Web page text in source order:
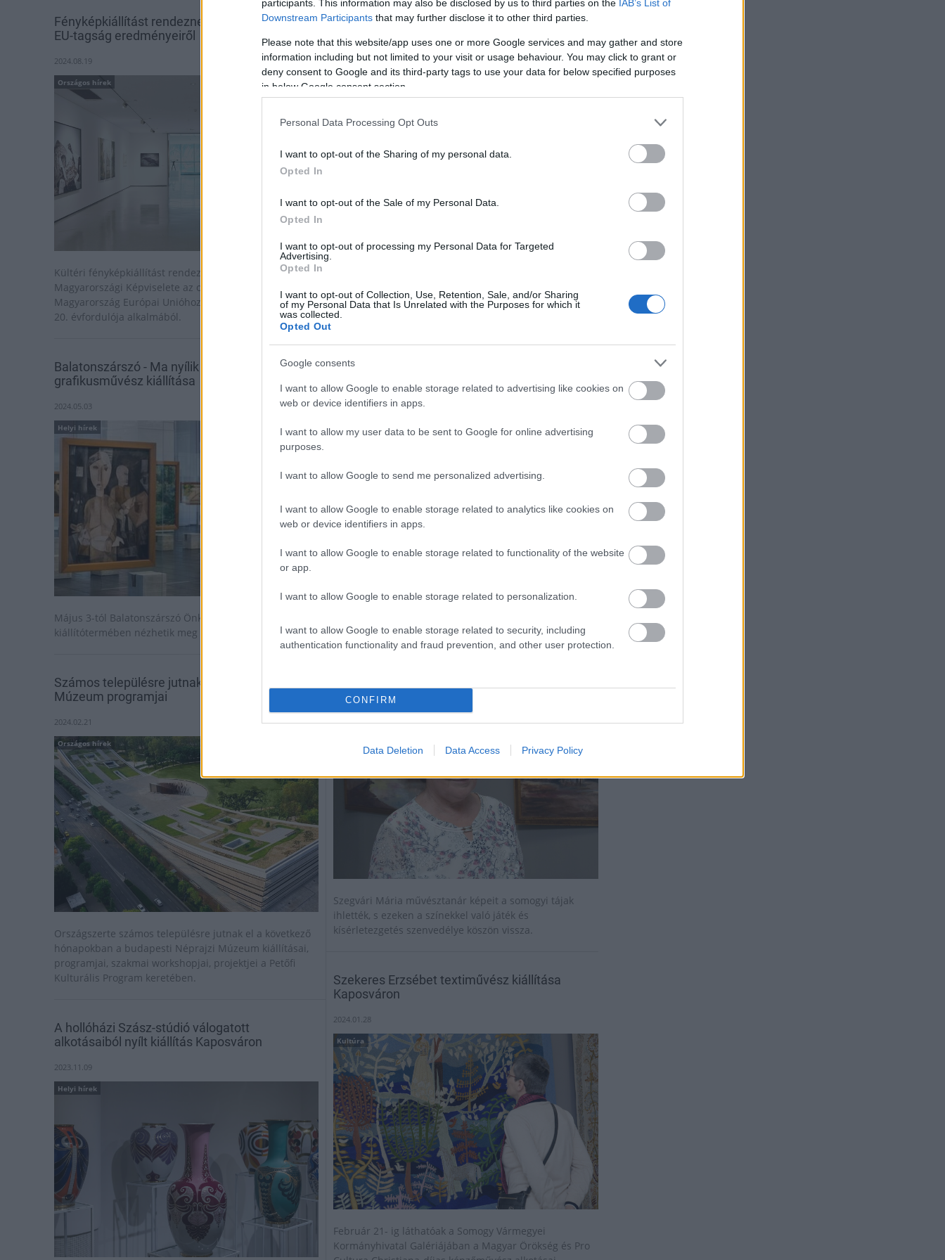
participants. This information may also be disclosed by us to third parties on the IAB’s List of
Downstream Participants that may further disclose it to other third parties.
Please note that this website/app uses one or more Google services and may gather and store
information including but not limited to your visit or usage behaviour. You may click to grant or
deny consent to Google and its third-party tags to use your data for below specified purposes
in below Google consent section.
Personal Data Processing Opt Outs
I want to opt-out of the Sharing of my personal data.
Opted In
I want to opt-out of the Sale of my Personal Data.
Opted In
I want to opt-out of processing my Personal Data for Targeted
Advertising.
Opted In
I want to opt-out of Collection, Use, Retention, Sale, and/or Sharing
of my Personal Data that Is Unrelated with the Purposes for which it
was collected.
Opted Out
Google consents
I want to allow Google to enable storage related to advertising like cookies on
web or device identifiers in apps.
I want to allow my user data to be sent to Google for online advertising
purposes.
I want to allow Google to send me personalized advertising.
I want to allow Google to enable storage related to analytics like cookies on
web or device identifiers in apps.
I want to allow Google to enable storage related to functionality of the website
or app.
I want to allow Google to enable storage related to personalization.
I want to allow Google to enable storage related to security, including
authentication functionality and fraud prevention, and other user protection.
CONFIRM
Data Deletion Data Access Privacy Policy
Fényképkiállítást rendeznek országszerte az
EU-tagság eredményeiről
2024.08.19
Országos hírek
Kültéri fényképkiállítást rendez az Európai Bizottság
Magyarországi Képviselete az ország 22 pontján
Magyarország Európai Unióhoz való csatlakozásának
20. évfordulója alkalmából.
Balatonszárszó - Ma nyílik Szőke György
grafikusművész kiállítása
2024.05.03
Helyi hírek
Május 3-tól Balatonszárszó Önkormányzatának
kiállítótermében nézhetik meg a tárlatot.
Számos településre jutnak el a Néprajzi
Múzeum programjai
2024.02.21
Országos hírek
Országszerte számos településre jutnak el a következő
hónapokban a budapesti Néprajzi Múzeum kiállításai,
programjai, szakmai workshopjai, projektjei a Petőfi
Kulturális Program keretében.
A hollóházi Szász-stúdió válogatott
alkotásaiból nyílt kiállítás Kaposváron
2023.11.09
Helyi hírek
a Kormányhivatal Galériában.
2024.06.12
Országos hírek
Országszerte 450 intézmény mintegy 2500 programmal
várja az érdeklődőket június 22-én a Múzeumok
és Esztergom, számos kísérőprogram a labdarúgó
szerdán Budapesten.
Helyi művésznő képeiből nyílt kiállítás a
2024.02.27
Szegvári Mária művésztanár képeit a somogyi tájak
ihlették, s ezeken a színekkel való játék és
kísérletezgetés szenvedélye köszön vissza.
Szekeres Erzsébet textiművész kiállítása
Kaposváron
2024.01.28
Kultúra
Február 21- ig láthatóak a Somogy Vármegyei
Kormányhivatal Galériájában a Magyar Örökség és Pro